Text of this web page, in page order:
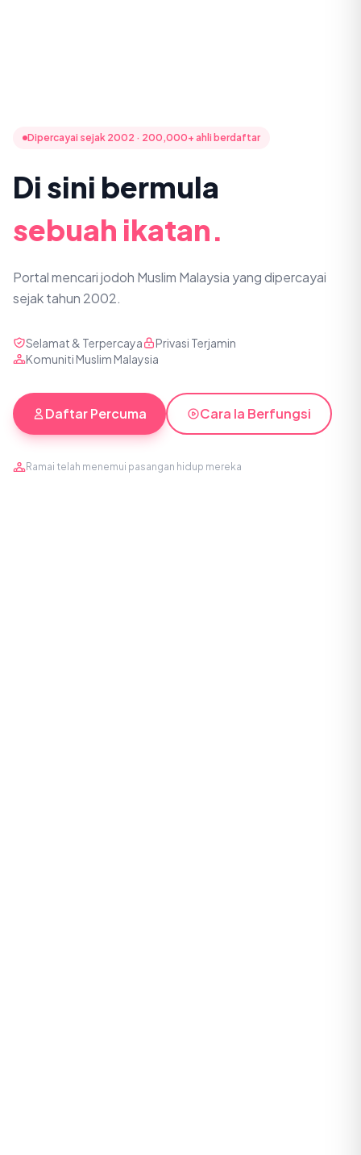
Dipercayai sejak 2002 · 200,000+ ahli berdaftar
Di sini bermula
sebuah ikatan.
Portal mencari jodoh Muslim Malaysia yang dipercayai
sejak tahun 2002.
Selamat & Terpercaya
Privasi Terjamin
Komuniti Muslim Malaysia
Daftar Percuma Cara Ia Berfungsi
Ramai telah menemui pasangan hidup mereka